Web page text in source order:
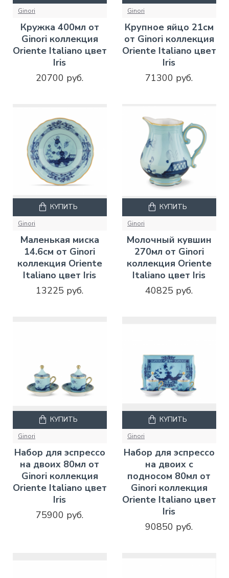
Ginori
Кружка 400мл от
Ginori коллекция
Oriente Italiano цвет
Iris
20700 руб.
Ginori
Крупное яйцо 21см
от Ginori коллекция
Oriente Italiano цвет
Iris
71300 руб.
Ginori
Маленькая миска
14.6см от Ginori
коллекция Oriente
Italiano цвет Iris
13225 руб.
КУПИТЬ
Ginori
Молочный кувшин
270мл от Ginori
коллекция Oriente
Italiano цвет Iris
40825 руб.
КУПИТЬ
Ginori
Набор для эспрессо
на двоих 80мл от
Ginori коллекция
Oriente Italiano цвет
Iris
75900 руб.
КУПИТЬ
Ginori
Набор для эспрессо
на двоих с
подносом 80мл от
Ginori коллекция
Oriente Italiano цвет
Iris
90850 руб.
КУПИТЬ